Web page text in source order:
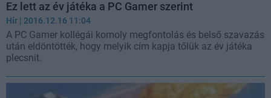
Ez lett az év játéka a PC Gamer szerint
Hír | 2016.12.16 11:04
A PC Gamer kollégái komoly megfontolás és belső szavazás
után eldöntötték, hogy melyik cím kapja tőlük az év játéka
plecsnit.